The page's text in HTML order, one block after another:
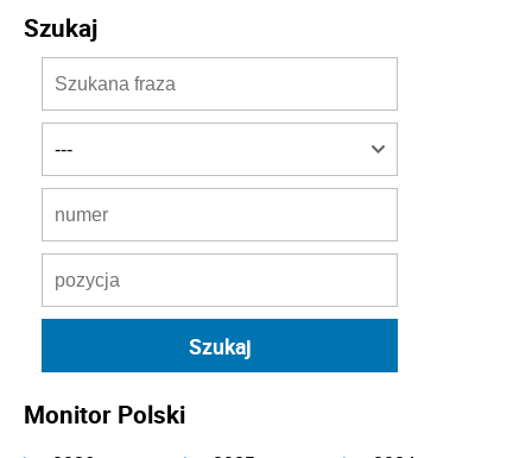
Szukaj
Monitor Polski